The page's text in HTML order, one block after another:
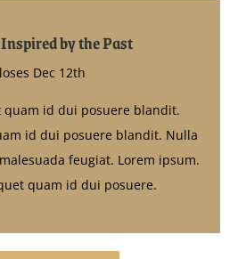
by the Past
Dec 12th
id dui posuere blandit.
id dui posuere blandit. Nulla
feugiat. Lorem ipsum.
quam id dui posuere.